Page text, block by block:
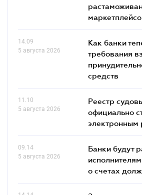
14.09
5 августа 2026
Как банки
требования
средств
11.10
5 августа 2026
Реестр
официально
электронным
09.14
5 августа 2026
Банки будут
о счетах